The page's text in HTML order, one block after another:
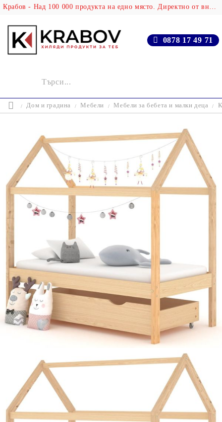
Крабов - Над 100 000 продукта на едно място. Директно от вносителя!
0878 17 49 71
Дом и градина Мебели Мебели за бебета и малки деца